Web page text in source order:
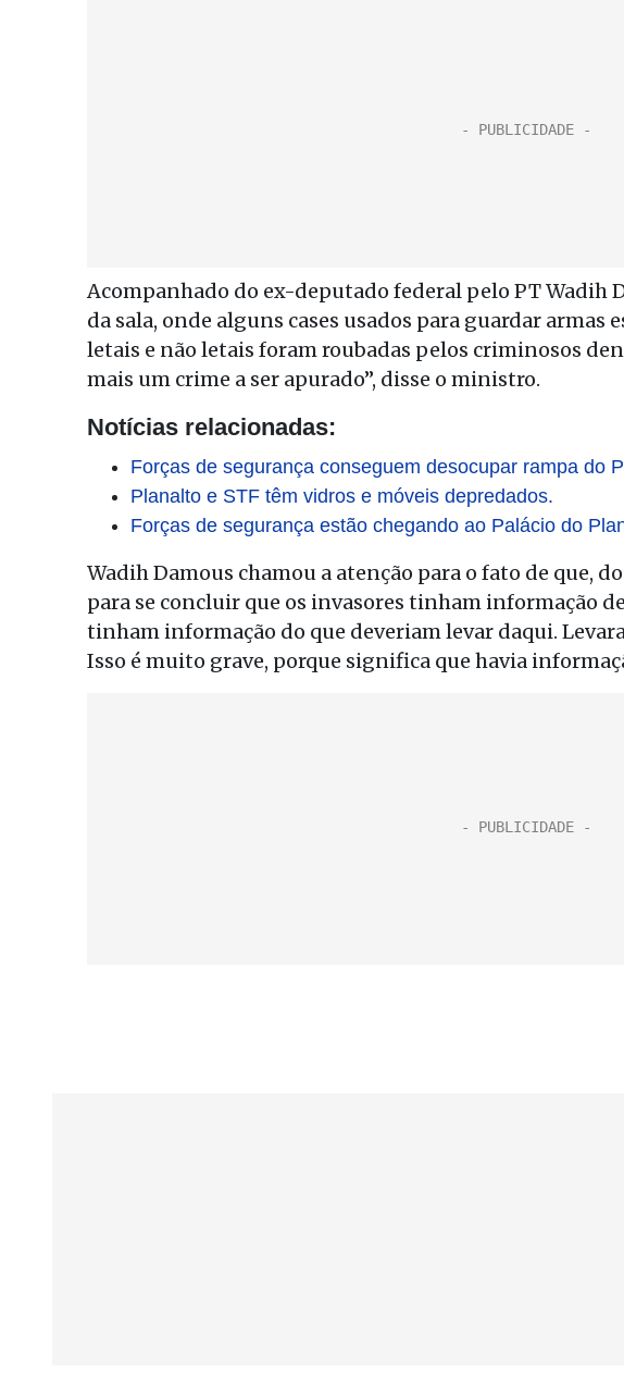
Acompanhado do ex-deputado federal pelo PT Wadih
da sala, onde alguns cases usados para guardar armas
letais e não letais foram roubadas pelos criminosos
mais um crime a ser apurado”, disse o ministro.
Notícias relacionadas:
Forças de segurança conseguem desocupar rampa do
Planalto e STF têm vidros e móveis depredados.
Forças de segurança estão chegando ao Palácio do
Wadih Damous chamou a atenção para o fato de que,
para se concluir que os invasores tinham informação
tinham informação do que deveriam levar daqui.
Isso é muito grave, porque significa que havia